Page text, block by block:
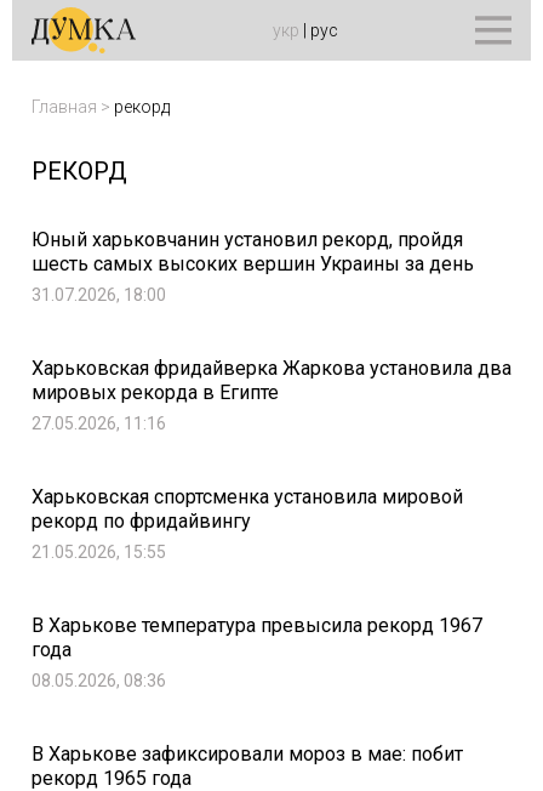
укр рус
Главная > рекорд
РЕКОРД
Юный харьковчанин установил рекорд, пройдя
шесть самых высоких вершин Украины за день
31.07.2026, 18:00
Харьковская фридайверка Жаркова установила два
мировых рекорда в Египте
27.05.2026, 11:16
Харьковская спортсменка установила мировой
рекорд по фридайвингу
21.05.2026, 15:55
В Харькове температура превысила рекорд 1967
года
08.05.2026, 08:36
В Харькове зафиксировали мороз в мае: побит
рекорд 1965 года